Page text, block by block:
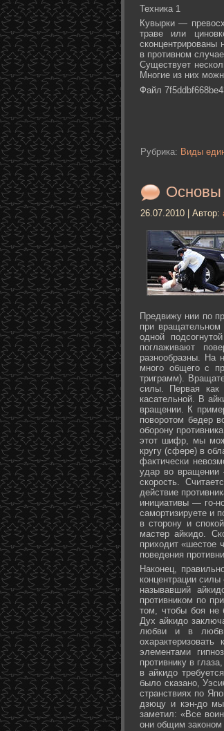
Техника 1
Кувырки —
траве или
сконцентрированы
в противном
Существует
Многие из них
Файл
Рубрика: Виды
Основы
26.07.2010 | Автор:
Предвижу нии по
при вращательном
одной
поглаживают
разнообразны. На
много общего с
триграмм).
силы. Первая как
касательной. В
вращении. К
поворотом бедер
оборону
этот шифр, мы
кругу (сфере) в
фактически
удар во вращении
скорость.
действие
инициативы — го-
самортизируете и
в сторону и
мастер айкидо.
приходит «шестое
поведения
Наконец,
концентрации
называвший
противником по
том, чтобы боя не
Дух айкидо
любви и в
элементами
противнику в
в айкидо
было сказано,
странствиях по
дзюцу и кэн-до
заметил: «Все
они общим законом